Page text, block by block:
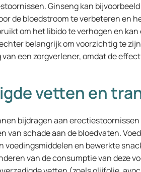
Ginseng kan
de bloedstroom te verbeteren en
om het libido te verhogen en
belangrijk om voorzichtig te
een zorgverlener, omdat de
vetten en
bijdragen aan
van schade aan de bloedvaten.
voedingsmiddelen en bewerkte
van de consumptie van deze